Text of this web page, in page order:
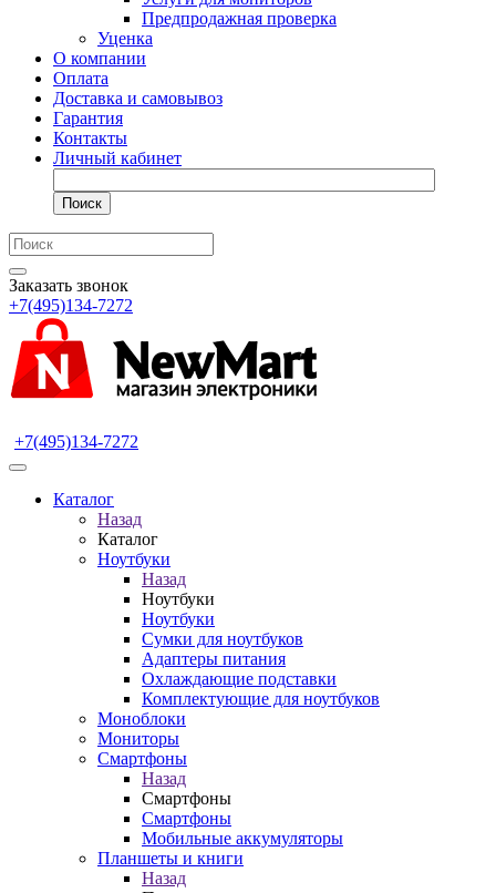
Предпродажная проверка
Уценка
О компании
Оплата
Доставка и самовывоз
Гарантия
Контакты
Личный кабинет
Поиск
Заказать звонок
+7(495)134-7272
+7(495)134-7272
Каталог
Назад
Каталог
Ноутбуки
Назад
Ноутбуки
Ноутбуки
Сумки для ноутбуков
Адаптеры питания
Охлаждающие подставки
Комплектующие для ноутбуков
Моноблоки
Мониторы
Смартфоны
Назад
Смартфоны
Смартфоны
Мобильные аккумуляторы
Планшеты и книги
Назад